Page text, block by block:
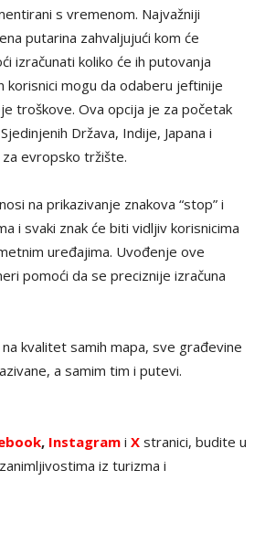
s vremenom. Najvažniji
putarina zahvaljujući kom će
izračunati koliko će ih putovanja
korisnici mogu da odaberu jeftinije
troškove. Ova opcija je za početak
Država, Indije, Japana i
evropsko tržište.
na prikazivanje znakova “stop” i
i svaki znak će biti vidljiv korisnicima
uređajima. Uvođenje ove
pomoći da se preciznije izračuna
kvalitet samih mapa, sve građevine
a samim tim i putevi.
, Instagram i X stranici, budite u
iz turizma i